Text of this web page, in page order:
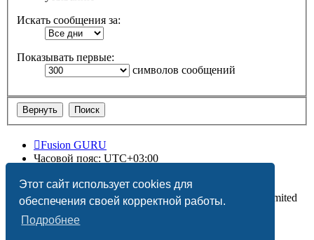
Этот сайт использует cookies для
обеспечения своей корректной работы.
Подробнее
Искать сообщения за:
Показывать первые:
символов сообщений
Fusion GURU
Часовой пояс: UTC+03:00
Создано на основеphpBB® Forum Software © phpBB Limited